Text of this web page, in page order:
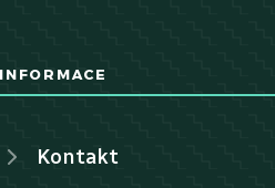
INFORMACE
Kontakt